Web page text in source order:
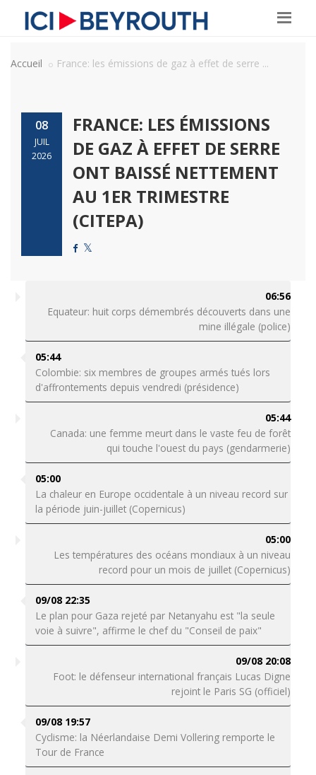
Accueil France: les émissions de gaz à effet de serre ...
08
JUIL
2026
FRANCE: LES ÉMISSIONS
DE GAZ À EFFET DE SERRE
ONT BAISSÉ NETTEMENT
AU 1ER TRIMESTRE
(CITEPA)
06:56
Equateur: huit corps démembrés découverts dans une
mine illégale (police)
05:44
Colombie: six membres de groupes armés tués lors
d'affrontements depuis vendredi (présidence)
05:44
Canada: une femme meurt dans le vaste feu de forêt
qui touche l'ouest du pays (gendarmerie)
05:00
La chaleur en Europe occidentale à un niveau record sur
la période juin-juillet (Copernicus)
05:00
Les températures des océans mondiaux à un niveau
record pour un mois de juillet (Copernicus)
09/08 22:35
Le plan pour Gaza rejeté par Netanyahu est "la seule
voie à suivre", affirme le chef du "Conseil de paix"
09/08 20:08
Foot: le défenseur international français Lucas Digne
rejoint le Paris SG (officiel)
09/08 19:57
Cyclisme: la Néerlandaise Demi Vollering remporte le
Tour de France